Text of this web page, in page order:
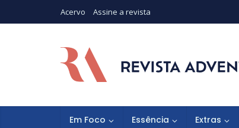
Acervo Assine a revista
Em Foco Essência Extras